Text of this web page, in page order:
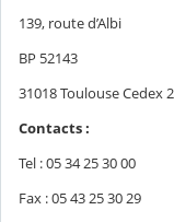
139, route d’Albi
BP 52143
31018 Toulouse Cedex 2
Contacts :
Tel : 05 34 25 30 00
Fax : 05 43 25 30 29